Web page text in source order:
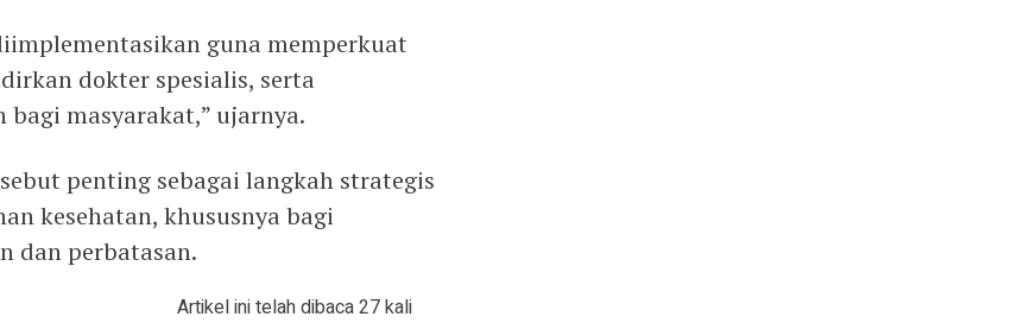
guna memperkuat
dokter spesialis, serta
masyarakat,” ujarnya.
penting sebagai langkah strategis
kesehatan, khususnya bagi
dan perbatasan.
Artikel ini telah dibaca 27 kali